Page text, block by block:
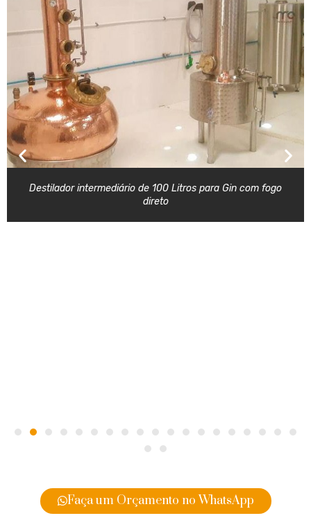
Destilador intermediário de 100 Litros para Gin com fogo
direto
Faça um Orçamento no WhatsApp